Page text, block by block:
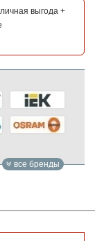
выгода +
все бренды